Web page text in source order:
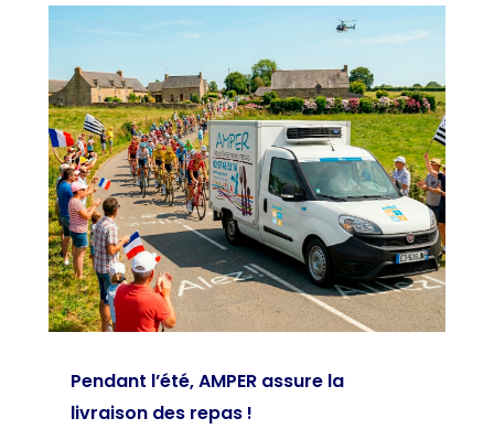
Pendant l’été, AMPER assure la
livraison des repas !